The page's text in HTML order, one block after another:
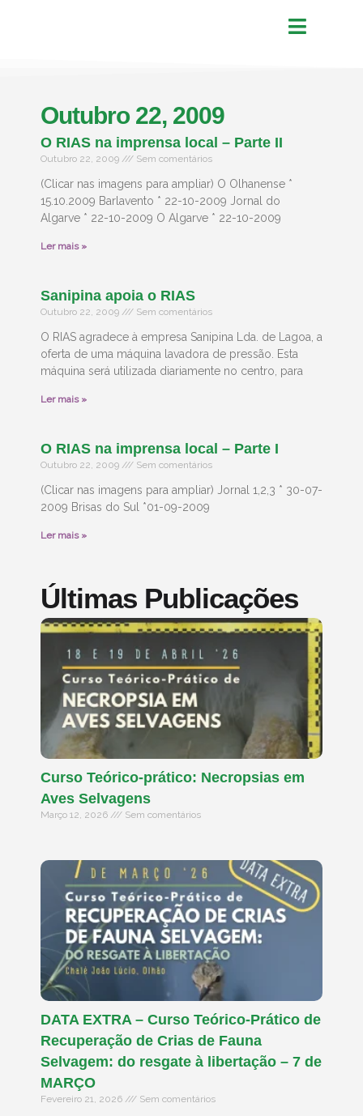
Outubro 22, 2009
O RIAS na imprensa local – Parte II
Outubro 22, 2009 Sem comentários
(Clicar nas imagens para ampliar) O Olhanense *
15.10.2009 Barlavento * 22-10-2009 Jornal do
Algarve * 22-10-2009 O Algarve * 22-10-2009
Ler mais »
Sanipina apoia o RIAS
Outubro 22, 2009 Sem comentários
O RIAS agradece à empresa Sanipina Lda. de Lagoa, a
oferta de uma máquina lavadora de pressão. Esta
máquina será utilizada diariamente no centro, para
Ler mais »
O RIAS na imprensa local – Parte I
Outubro 22, 2009 Sem comentários
(Clicar nas imagens para ampliar) Jornal 1,2,3 * 30-07-
2009 Brisas do Sul *01-09-2009
Ler mais »
Últimas Publicações
Curso Teórico-prático: Necropsias em
Aves Selvagens
Março 12, 2026 Sem comentários
DATA EXTRA – Curso Teórico-Prático de
Recuperação de Crias de Fauna
Selvagem: do resgate à libertação – 7 de
MARÇO
Fevereiro 21, 2026 Sem comentários